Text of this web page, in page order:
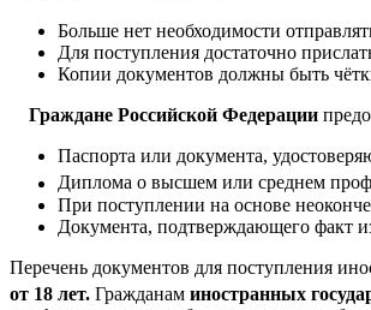
Больше нет необходимости
Для поступления достаточно
Копии документов должны быть
Граждане Российской Федерации
Паспорта или документа,
Диплома о высшем или среднем
При поступлении на основе
Документа, подтверждающего факт
Перечень документов для поступления
от 18 лет. Гражданам иностранных